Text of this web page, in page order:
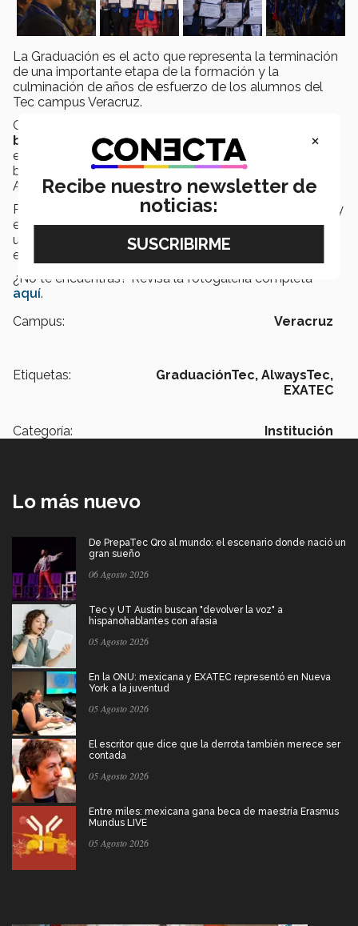
La Graduación es el acto que representa la terminación
de una importante etapa de la formación y la
culminación de años de esfuerzo de los alumnos del
Tec campus Veracruz.
Generación mayo 2019 formada por un total de
bachilleres
9 profesionistasy8 maestros
. Con
esta nueva generación asciende a: 2,299 diplomas de
bachiller, 1,244 Títulos profesionales y 1,702 Grados
Académicos, otorgados por el campus Veracruz.
Por primera vez en México, el Tecnológico de Monterrey
emitirá títulos profesionales enblockchainpara toda
una generación de más de 4 mil alumnos,
ellos son egresados decampus Veracruz
¿No te encuentras? Revisa la fotogalería completa
aquí.
Campus:
Veracruz
Etiquetas: GraduaciónTec, AlwaysTec,
EXATEC
Categoría: Institución
Lo más nuevo
De PrepaTec Qro al mundo: el escenario donde nació un
gran sueño
06 Agosto 2026
Tec y UT Austin buscan "devolver la voz" a
hispanohablantes con afasia
05 Agosto 2026
En la ONU: mexicana y EXATEC representó en Nueva
York a la juventud
05 Agosto 2026
El escritor que dice que la derrota también merece ser
contada
05 Agosto 2026
Entre miles: mexicana gana beca de maestría Erasmus
Mundus LIVE
05 Agosto 2026
×
Recibe nuestro newsletter de
noticias: